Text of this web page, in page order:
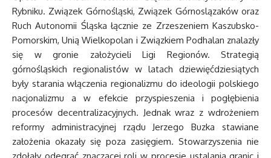
Rybniku. Związek Górnośląski, Związek Górnoslązaków oraz
Ruch Autonomii Śląska łącznie ze Zrzeszeniem Kaszubsko-
Pomorskim, Unią Wielkopolan i Związkiem Podhalan znalazły
się w gronie założycieli Ligi Regionów. Strategią
górnośląskich regionalistów w latach dziewięćdziesiątych
były starania włączenia regionalizmu do ideologii polskiego
nacjonalizmu a w efekcie przyspieszenia i pogłębienia
procesów decentralizacyjnych. Jednak wraz z wdrożeniem
reformy administracyjnej rządu Jerzego Buzka stawiane
założenia okazały się poza zasięgiem. Stowarzyszenia nie
zdołały odegrać znaczącej roli w procesie ustalania granic i